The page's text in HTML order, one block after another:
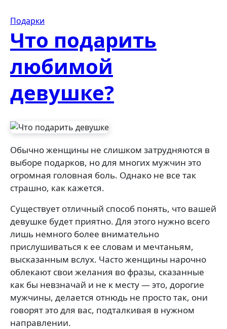
Подарки
Что подарить
любимой
девушке?
Обычно женщины не слишком затрудняются в
выборе подарков, но для многих мужчин это
огромная головная боль. Однако не все так
страшно, как кажется.
Существует отличный способ понять, что вашей
девушке будет приятно. Для этого нужно всего
лишь немного более внимательно
прислушиваться к ее словам и мечтаньям,
высказанным вслух. Часто женщины нарочно
облекают свои желания во фразы, сказанные
как бы невзначай и не к месту — это, дорогие
мужчины, делается отнюдь не просто так, они
говорят это для вас, подталкивая в нужном
направлении.